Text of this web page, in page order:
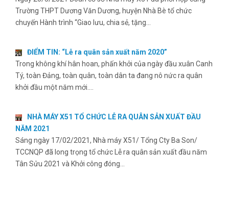
Trường THPT Dương Văn Dương, huyện Nhà Bè tổ chức
chuyến Hành trình “Giao lưu, chia sẻ, tặng…
ĐIỂM TIN: “Lễ ra quân sản xuất năm 2020”
Trong không khí hân hoan, phấn khởi của ngày đầu xuân Canh
Tý, toàn Đảng, toàn quân, toàn dân ta đang nô nức ra quân
khởi đầu một năm mới.…
NHÀ MÁY X51 TỔ CHỨC LỄ RA QUÂN SẢN XUẤT ĐẦU
NĂM 2021
Sáng ngày 17/02/2021, Nhà máy X51/ Tổng Cty Ba Son/
TCCNQP đã long trọng tổ chức Lễ ra quân sản xuất đầu năm
Tân Sửu 2021 và Khởi công đóng…